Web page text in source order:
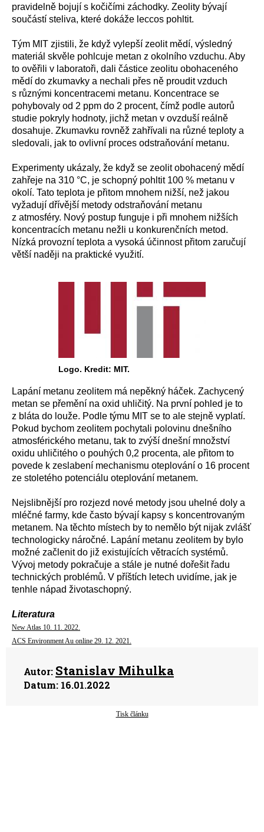
pravidelně bojují s kočičími záchodky. Zeolity bývají
součástí steliva, které dokáže leccos pohltit.
Tým MIT zjistili, že když vylepší zeolit mědí, výsledný
materiál skvěle pohlcuje metan z okolního vzduchu. Aby
to ověřili v laboratoři, dali částice zeolitu obohaceného
mědí do zkumavky a nechali přes ně proudit vzduch
s různými koncentracemi metanu. Koncentrace se
pohybovaly od 2 ppm do 2 procent, čímž podle autorů
studie pokryly hodnoty, jichž metan v ovzduší reálně
dosahuje. Zkumavku rovněž zahřívali na různé teploty a
sledovali, jak to ovlivní proces odstraňování metanu.
Experimenty ukázaly, že když se zeolit obohacený mědí
zahřeje na 310 °C, je schopný pohltit 100 % metanu v
okolí. Tato teplota je přitom mnohem nižší, než jakou
vyžadují dřívější metody odstraňování metanu
z atmosféry. Nový postup funguje i při mnohem nižších
koncentracích metanu nežli u konkurenčních metod.
Nízká provozní teplota a vysoká účinnost přitom zaručují
větší naději na praktické využití.
Logo. Kredit: MIT.
Lapání metanu zeolitem má nepěkný háček. Zachycený
metan se přemění na oxid uhličitý. Na první pohled je to
z bláta do louže. Podle týmu MIT se to ale stejně vyplatí.
Pokud bychom zeolitem pochytali polovinu dnešního
atmosférického metanu, tak to zvýší dnešní množství
oxidu uhličitého o pouhých 0,2 procenta, ale přitom to
povede k zeslabení mechanismu oteplování o 16 procent
ze stoletého potenciálu oteplování metanem.
Nejslibnější pro rozjezd nové metody jsou uhelné doly a
mléčné farmy, kde často bývají kapsy s koncentrovaným
metanem. Na těchto místech by to nemělo být nijak zvlášť
technologicky náročné. Lapání metanu zeolitem by bylo
možné začlenit do již existujících větracích systémů.
Vývoj metody pokračuje a stále je nutné dořešit řadu
technických problémů. V příštích letech uvidíme, jak je
tenhle nápad životaschopný.
Literatura
New Atlas 10. 11. 2022.
ACS Environment Au online 29. 12. 2021.
Autor: Stanislav Mihulka
Datum: 16.01.2022
Tisk článku